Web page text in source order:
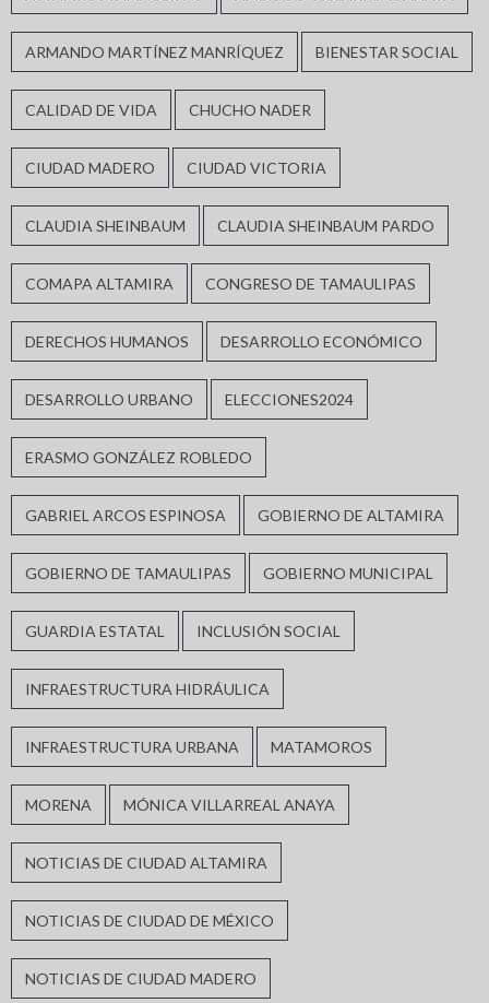
ARMANDO MARTÍNEZ MANRÍQUEZ BIENESTAR SOCIAL
CALIDAD DE VIDA CHUCHO NADER
CIUDAD MADERO CIUDAD VICTORIA
CLAUDIA SHEINBAUM CLAUDIA SHEINBAUM PARDO
COMAPA ALTAMIRA CONGRESO DE TAMAULIPAS
DERECHOS HUMANOS DESARROLLO ECONÓMICO
DESARROLLO URBANO ELECCIONES2024
ERASMO GONZÁLEZ ROBLEDO
GABRIEL ARCOS ESPINOSA GOBIERNO DE ALTAMIRA
GOBIERNO DE TAMAULIPAS GOBIERNO MUNICIPAL
GUARDIA ESTATAL INCLUSIÓN SOCIAL
INFRAESTRUCTURA HIDRÁULICA
INFRAESTRUCTURA URBANA MATAMOROS
MORENA MÓNICA VILLARREAL ANAYA
NOTICIAS DE CIUDAD ALTAMIRA
NOTICIAS DE CIUDAD DE MÉXICO
NOTICIAS DE CIUDAD MADERO